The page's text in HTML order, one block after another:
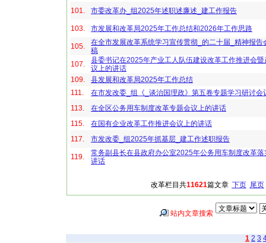
101.
市委改革办_组2025年述职述廉述_建工作报告
103. 市发展和改革局2025年工作总结和2026年工作思路
105.
在全市发展改革系统学习宣传贯彻_的二十届_精神报告
稿
107.
县委书记在2025年产业工人队伍建设改革工作推进会
议上的讲话
109.
县发展和改革局2025年工作总结
111.
在市发改委_组《_谈治国理政》第五卷专题学习研讨会
113.
在全区公务用车制度改革专题会议上的讲话
115.
在国有企业改革工作推进会议上的讲话
117.
市发改委_组2025年抓基层_建工作述职报告
119.
常务副县长在县政府办公室2025年公务用车制度改革
讲话
改革栏目共11621篇文章 下页 尾页
站内文章搜索
1 2 3